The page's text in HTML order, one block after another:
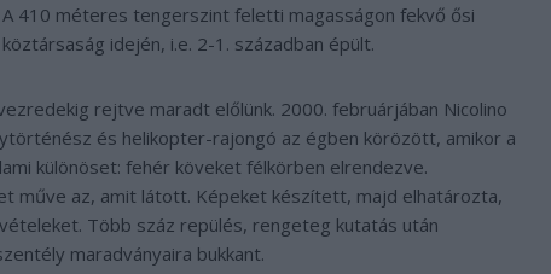
410 méteres tengerszint feletti magasságon fekvő ősi
idején, i.e. 2-1. században épült.
rejtve maradt előlünk. 2000. februárjában Nicolino
és helikopter-rajongó az égben körözött, amikor a
különöset: fehér köveket félkörben elrendezve.
műve az, amit látott. Képeket készített, majd elhatározta,
Több száz repülés, rengeteg kutatás után
maradványaira bukkant.